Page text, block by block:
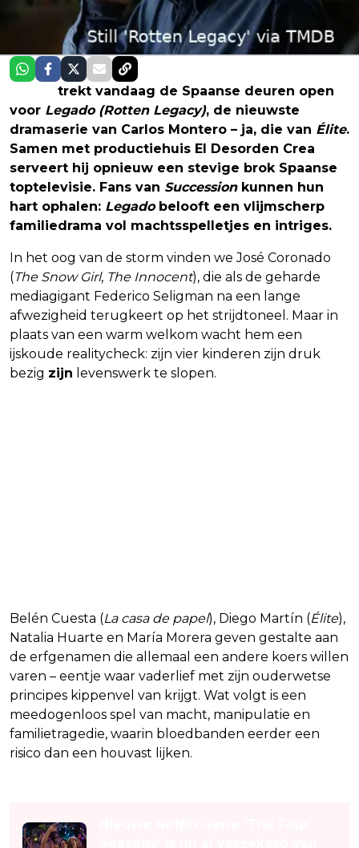
trekt vandaag de Spaanse deuren open
voor Legado (Rotten Legacy), de nieuwste
dramaserie van Carlos Montero – ja, die van Élite.
Samen met productiehuis El Desorden Crea
serveert hij opnieuw een stevige brok Spaanse
toptelevisie. Fans van Successionkunnen hun
hart ophalen: Legadobelooft een vlijmscherp
familiedrama vol machtsspelletjes en intriges.
In het oog van de storm vinden we José Coronado
(The Snow Girl, The Innocent), die als de geharde
mediagigant Federico Seligman na een lange
afwezigheid terugkeert op het strijdtoneel. Maar in
plaats van een warm welkom wacht hem een
ijskoude realitycheck: zijn vier kinderen zijn druk
bezig zijn levenswerk te slopen.
Belén Cuesta (La casa de papel), Diego Martín (Élite),
Natalia Huarte en María Morera geven gestalte aan
de erfgenamen die allemaal een andere koers willen
varen – eentje waar vaderlief met zijn ouderwetse
principes kippenvel van krijgt. Wat volgt is een
meedogenloos spel van macht, manipulatie en
familietragedie, waarin bloedbanden eerder een
risico dan een houvast lijken.